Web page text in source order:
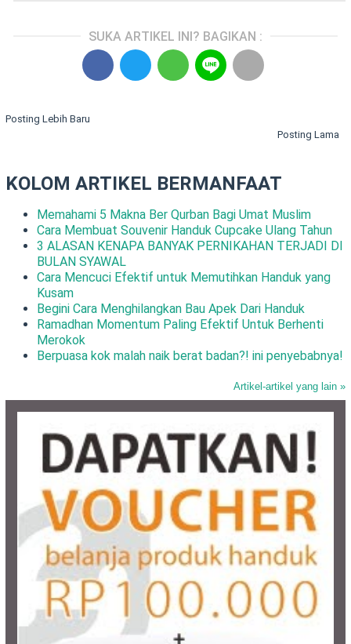
SUKA ARTIKEL INI? BAGIKAN :
Posting Lebih Baru
Posting Lama
KOLOM ARTIKEL BERMANFAAT
Memahami 5 Makna Ber Qurban Bagi Umat Muslim
Cara Membuat Souvenir Handuk Cupcake Ulang Tahun
3 ALASAN KENAPA BANYAK PERNIKAHAN TERJADI DI
BULAN SYAWAL
Cara Mencuci Efektif untuk Memutihkan Handuk yang
Kusam
Begini Cara Menghilangkan Bau Apek Dari Handuk
Ramadhan Momentum Paling Efektif Untuk Berhenti
Merokok
Berpuasa kok malah naik berat badan?! ini penyebabnya!
Artikel-artikel yang lain »